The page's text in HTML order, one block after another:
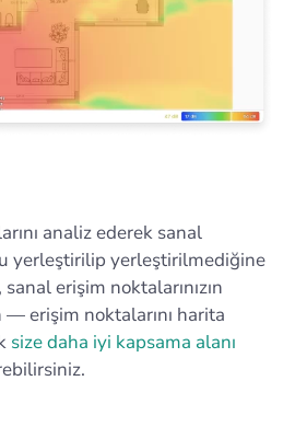
analiz ederek sanal
yerleştirilip yerleştirilmediğine
erişim noktalarınızın
— erişim noktalarını harita
size daha iyi kapsama alanı